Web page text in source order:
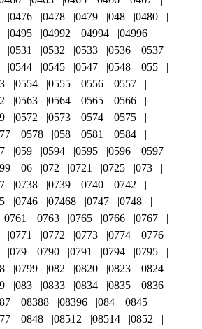
0476 0478 0479 048
0480
0495 04992 04994
04996
0531 0532 0533 0536
0537
0544 0545 0547 0548
055
0554 0555 0556
0557
0563 0564 0565
0566
0572 0573 0574
0575
0578 058 0581
0584
059 0594 0595 0596
0597
06 072 0721 0725
073
0738 0739 0740
0742
0746 07468 0747
0748
0761 0763 0765 0766
0767
0771 0772 0773 0774
0776
079 0790 0791 0794
0795
0799 082 0820 0823
0824
083 0833 0834 0835
0836
08388 08396 084
0845
0848 08512 08514
0852